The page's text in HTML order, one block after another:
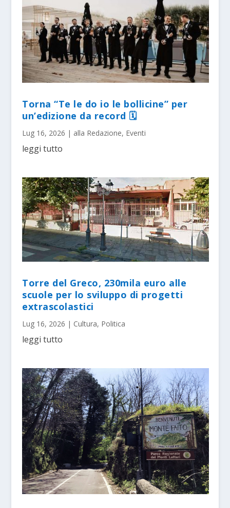
Torna “Te le do io le bollicine” per
un’edizione da record 🗓
Lug 16, 2026 | alla Redazione, Eventi
leggi tutto
Torre del Greco, 230mila euro alle
scuole per lo sviluppo di progetti
extrascolastici
Lug 16, 2026 | Cultura, Politica
leggi tutto